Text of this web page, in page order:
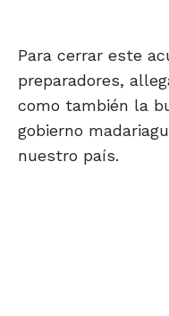
Para cerrar este
preparadores,
como también la
gobierno
nuestro país.